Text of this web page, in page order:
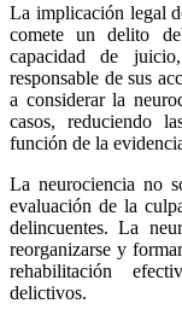
La implicación legal
comete un delito
capacidad de
responsable de sus
a considerar la
casos, reduciendo
función de la
La neurociencia no
evaluación de la
delincuentes. La
reorganizarse y
rehabilitación
delictivos.